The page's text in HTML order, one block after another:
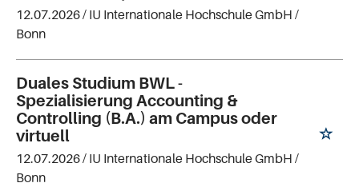
12.07.2026 / IU Internationale Hochschule GmbH /
Bonn
Duales Studium BWL -
Spezialisierung Accounting &
Controlling (B.A.) am Campus oder
virtuell
12.07.2026 / IU Internationale Hochschule GmbH /
Bonn